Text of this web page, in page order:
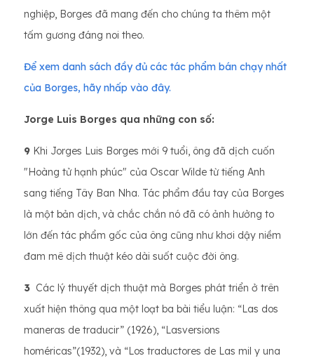
nghiệp, Borges đã mang đến cho chúng ta thêm một
tấm gương đáng noi theo.
Để xem danh sách đầy đủ các tác phẩm bán chạy nhất
của Borges, hãy nhấp vào đây.
Jorge Luis Borges qua những con số:
9 Khi Jorges Luis Borges mới 9 tuổi, ông đã dịch cuốn
"Hoàng tử hạnh phúc" của Oscar Wilde từ tiếng Anh
sang tiếng Tây Ban Nha. Tác phẩm đầu tay của Borges
là một bản dịch, và chắc chắn nó đã có ảnh hưởng to
lớn đến tác phẩm gốc của ông cũng như khơi dậy niềm
đam mê dịch thuật kéo dài suốt cuộc đời ông.
3 Các lý thuyết dịch thuật mà Borges phát triển ở trên
xuất hiện thông qua một loạt ba bài tiểu luận: “Las dos
maneras de traducir” (1926), “Lasversions
homéricas”(1932), và “Los traductores de Las mil y una